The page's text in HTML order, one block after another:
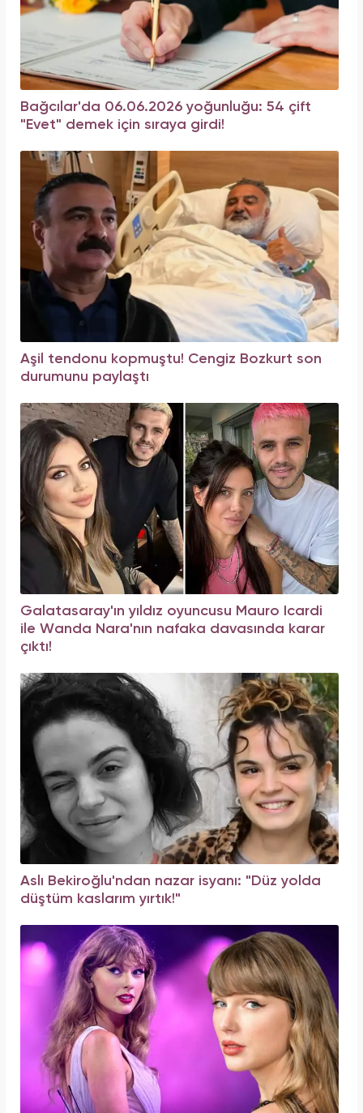
Bağcılar'da 06.06.2026 yoğunluğu: 54 çift
"Evet" demek için sıraya girdi!
Aşil tendonu kopmuştu! Cengiz Bozkurt son
durumunu paylaştı
Galatasaray'ın yıldız oyuncusu Mauro Icardi
ile Wanda Nara'nın nafaka davasında karar
çıktı!
Aslı Bekiroğlu'ndan nazar isyanı: "Düz yolda
düştüm kaslarım yırtık!"